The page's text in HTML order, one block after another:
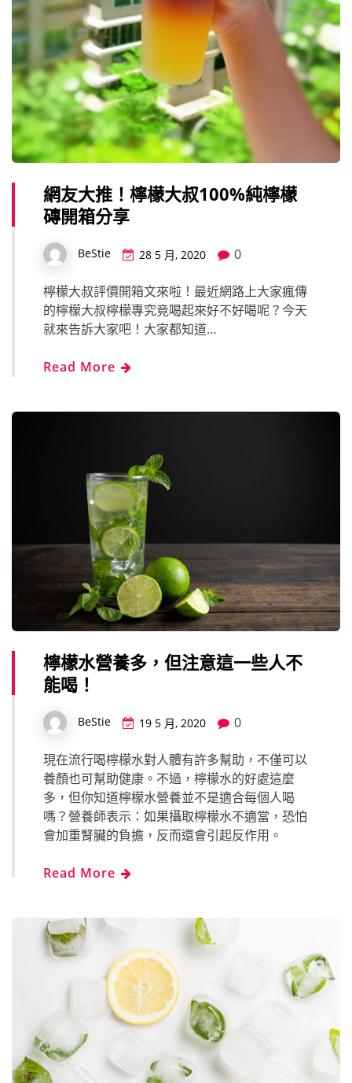
網友大推！檸檬大叔100%純檸檬
磚開箱分享
BeStie 28 5 月, 2020 0
檸檬大叔評價開箱文來啦！最近網路上大家瘋傳
的檸檬大叔檸檬專究竟喝起來好不好喝呢？今天
就來告訴大家吧！大家都知道…
Read More
檸檬水營養多，但注意這一些人不
能喝！
BeStie 19 5 月, 2020 0
現在流行喝檸檬水對人體有許多幫助，不僅可以
養顏也可幫助健康。不過，檸檬水的好處這麼
多，但你知道檸檬水營養並不是適合每個人喝
嗎？營養師表示：如果攝取檸檬水不適當，恐怕
會加重腎臟的負擔，反而還會引起反作用。
Read More